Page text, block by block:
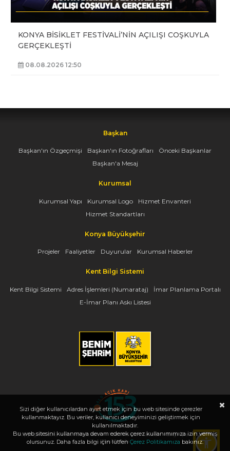
KONYA BİSİKLET FESTİVALİ’NİN AÇILIŞI COŞKUYLA
GERÇEKLEŞTİ
08.08.2026 12:50
Başkan
Başkan'ın Özgeçmişi Başkan'ın Fotoğrafları
Önceki Başkanlar
Başkan'a Mesaj
Kurumsal
Kurumsal Yapı Kurumsal Logo
Hizmet Envanteri
Hizmet Standartları
Konya Büyükşehir
Projeler Faaliyetler Duyurular Kurumsal Haberler
Kent Bilgi Sistemi
Kent Bilgi Sistemi Adres İşlemleri (Numarataj)
İmar Planlama Portalı
E-İmar Planı Askı Listesi
Copyright 2026, www.konya.bel.tr - Tüm Hakları Saklıdır - Bilgi İşlem Dairesi
Başkanlığı
Sizi diğer kullanıcılardan ayırt etmek için bu web sitesinde çerezler
kullanmaktayız. Bu veriler, kullanıcı deneyiminizi geliştirmek için
kullanılmaktadır.
Bu web sitesini kullanmaya devam ederek çerez kullanımımıza izin vermiş
olursunuz. Daha fazla bilgi için lütfen Çerez Politikamıza bakınız.